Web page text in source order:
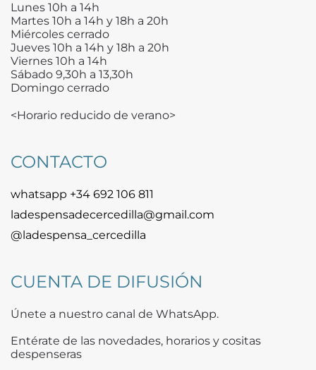
Lunes 10h a 14h
Martes 10h a 14h y 18h a 20h
Miércoles cerrado
Jueves 10h a 14h y 18h a 20h
Viernes 10h a 14h
Sábado 9,30h a 13,30h
Domingo cerrado
<Horario reducido de verano>
CONTACTO
whatsapp +34 692 106 811
ladespensadecercedilla@gmail.com
@ladespensa_cercedilla
CUENTA DE DIFUSIÓN
Únete a nuestro canal de WhatsApp.
Entérate de las novedades, horarios y cositas
despenseras